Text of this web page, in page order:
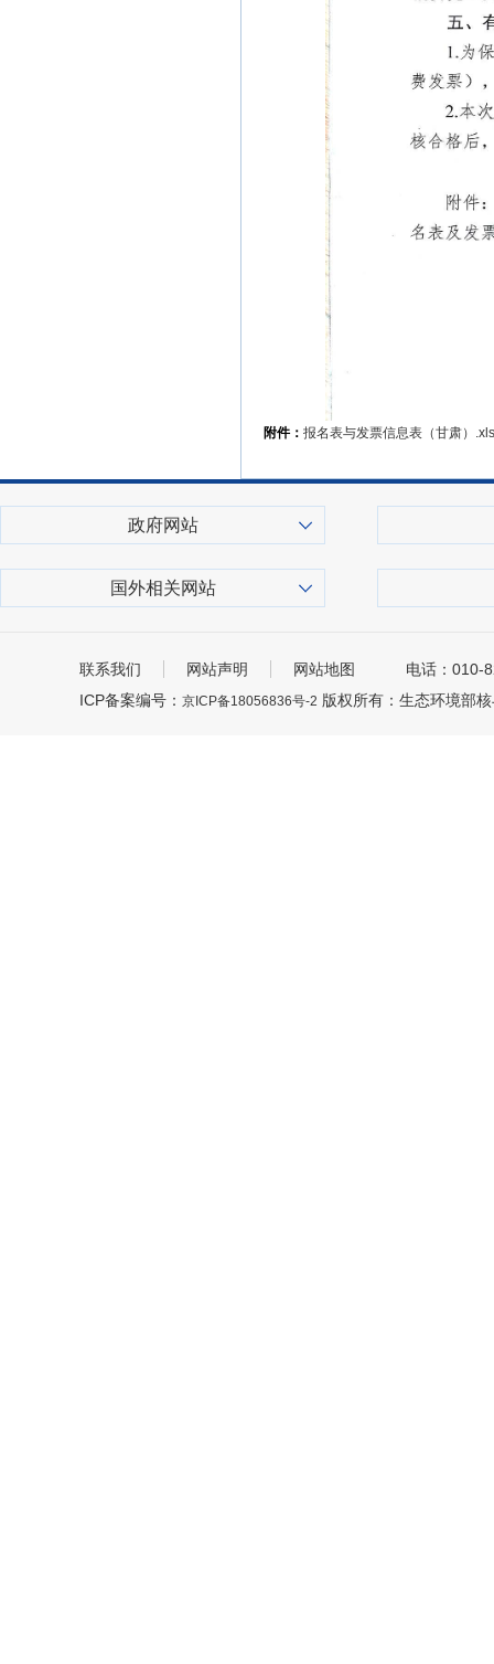
附件： 报名表与发票信息表（甘肃）.xls
政府网站
国外相关网站
联系我们 网站声明 网站地图
电话：010-
ICP备案编号： 京ICP备18056836号-2 版权所有：生态环境部